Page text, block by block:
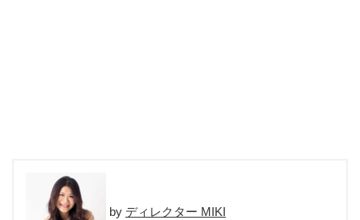
ディレクター MIKI